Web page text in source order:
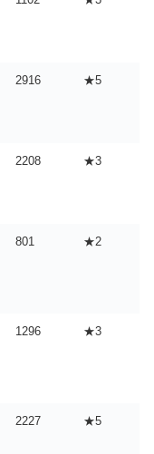
2916 ★5
2208 ★3
801 ★2
1296 ★3
2227 ★5